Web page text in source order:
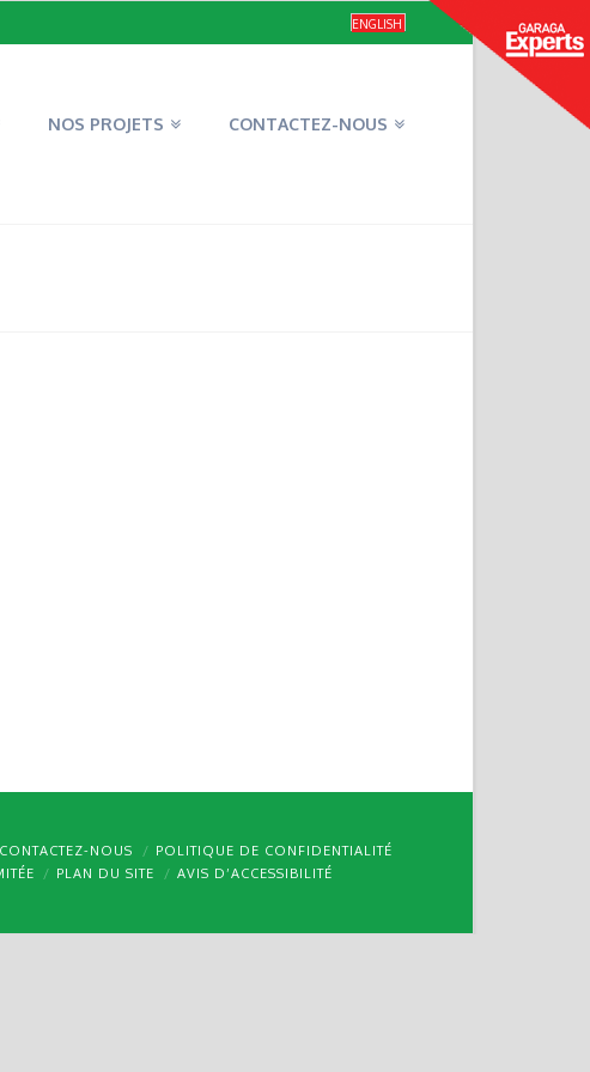
ENGLISH
NOS PROJETS CONTACTEZ-NOUS
CONTACTEZ-NOUS
POLITIQUE DE CONFIDENTIALITÉ
PLAN DU SITE AVIS D’ACCESSIBILITÉ